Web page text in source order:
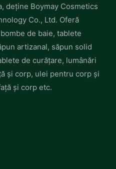
deține Boymay Cosmetics
Co., Ltd. Oferă
de baie, tablete
artizanal, săpun solid
de curățare, lumânări
și corp, ulei pentru corp și
și corp etc.